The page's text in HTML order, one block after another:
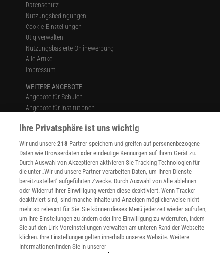
Datenschutz
Nutzungsbedingungen
Cookie-Einstellungen
Utiq verwalten
Nutzungsbasierte Onlinewerbung
Alle Artikel
Impressum
WEITERE ANGEBOTE
Angebote für Schulen
Angebote für Institutionen
Lexika
Für Spektrum schreiben
Zugänglichkeitserklärung
WEBSEITEN
KielSCN
Wissenschaft in die Schulen
SciLogs
Uns finden Sie auch hier:
Ihre Privatsphäre ist uns wichtig
Wir und unsere218-Partner speichern und greifen auf personenbezogene
Daten wie Browserdaten oder eindeutige Kennungen auf Ihrem Gerät zu.
Durch Auswahl von Akzeptieren aktivieren Sie Tracking-Technologien für
die unter „Wir und unsere Partner verarbeiten Daten, um Ihnen Dienste
bereitzustellen“ aufgeführten Zwecke. Durch Auswahl von Alle ablehnen
oder Widerruf Ihrer Einwilligung werden diese deaktiviert. Wenn Tracker
deaktiviert sind, sind manche Inhalte und Anzeigen möglicherweise nicht
mehr so relevant für Sie. Sie können dieses Menü jederzeit wieder aufrufen,
um Ihre Einstellungen zu ändern oder Ihre Einwilligung zu widerrufen, indem
Sie auf den Link Voreinstellungen verwalten am unteren Rand der Webseite
klicken. Ihre Einstellungen gelten innerhalb unseres Website. Weitere
Informationen finden Sie in unserer